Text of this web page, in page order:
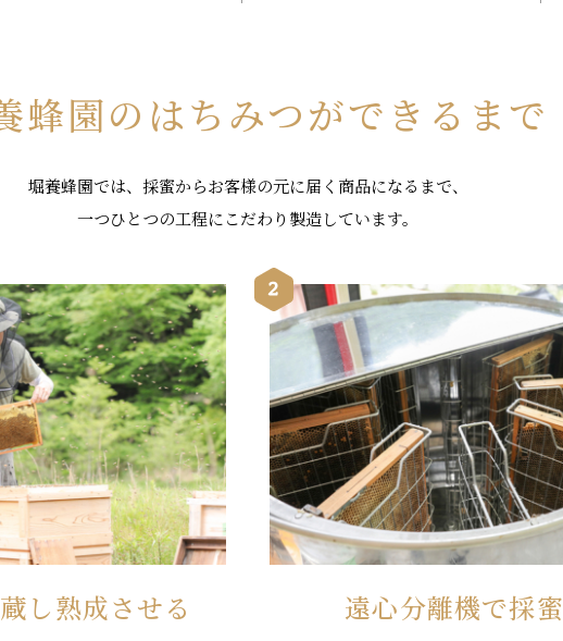
蜂園の はちみつができるまで
堀養蜂園では、採蜜からお客様の元に届く商品になるまで、
一つひとつの工程にこだわり製造しています。
し熟成させる 遠心分離機で採蜜